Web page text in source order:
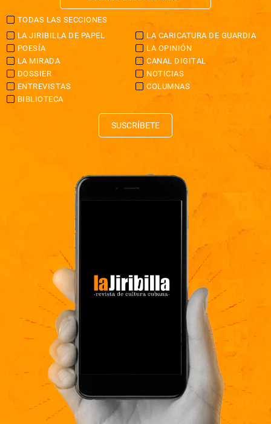
TODAS LAS SECCIONES
LA JIRIBILLA DE PAPEL
LA CARICATURA DE GUARDIA
POESÍA
LA OPINIÓN
LA MIRADA
CANAL DIGITAL
DOSSIER
NOTICIAS
ENTREVISTAS
COLUMNAS
BIBLIOTECA
SUSCRÍBETE